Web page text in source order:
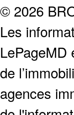
© 2026
Les
LePageMD
de
agences